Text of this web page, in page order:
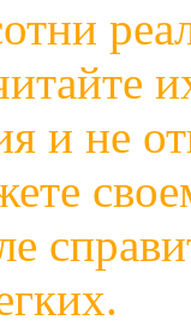
и не